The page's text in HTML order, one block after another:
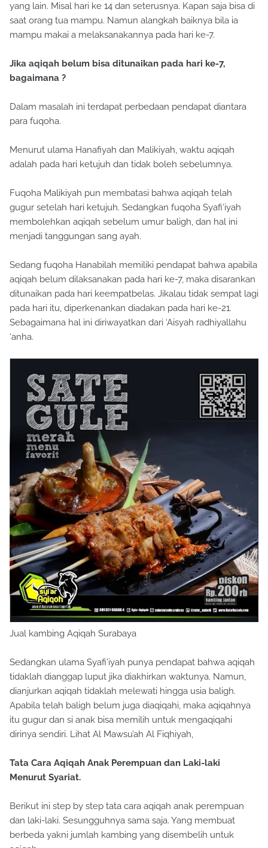
yang lain. Misal hari ke 14 dan seterusnya. Kapan saja bisa di
saat orang tua mampu. Namun alangkah baiknya bila ia
mampu makai a melaksanakannya pada hari ke-7.
Jika aqiqah belum bisa ditunaikan pada hari ke-7,
bagaimana ?
Dalam masalah ini terdapat perbedaan pendapat diantara
para fuqoha.
Menurut ulama Hanafiyah dan Malikiyah, waktu aqiqah
adalah pada hari ketujuh dan tidak boleh sebelumnya.
Fuqoha Malikiyah pun membatasi bahwa aqiqah telah
gugur setelah hari ketujuh. Sedangkan fuqoha Syafi’iyah
membolehkan aqiqah sebelum umur baligh, dan hal ini
menjadi tanggungan sang ayah.
Sedang fuqoha Hanabilah memiliki pendapat bahwa apabila
aqiqah belum dilaksanakan pada hari ke-7, maka disarankan
ditunaikan pada hari keempatbelas. Jikalau tidak sempat lagi
pada hari itu, diperkenankan diadakan pada hari ke-21.
Sebagaimana hal ini diriwayatkan dari ‘Aisyah radhiyallahu
‘anha.
Jual kambing Aqiqah Surabaya
Sedangkan ulama Syafi’iyah punya pendapat bahwa aqiqah
tidaklah dianggap luput jika diakhirkan waktunya. Namun,
dianjurkan aqiqah tidaklah melewati hingga usia baligh.
Apabila telah baligh belum juga diaqiqahi, maka aqiqahnya
itu gugur dan si anak bisa memilih untuk mengaqiqahi
dirinya sendiri. Lihat Al Mawsu’ah Al Fiqhiyah,
Tata Cara Aqiqah Anak Perempuan dan Laki-laki
Menurut Syariat.
Berikut ini step by step tata cara aqiqah anak perempuan
dan laki-laki. Sesungguhnya sama saja. Yang membuat
berbeda yakni jumlah kambing yang disembelih untuk